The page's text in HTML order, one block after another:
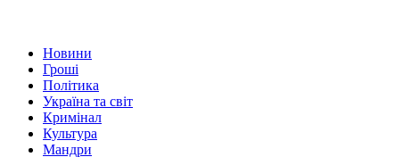
Новини
Гроші
Політика
Україна та світ
Кримінал
Культура
Мандри